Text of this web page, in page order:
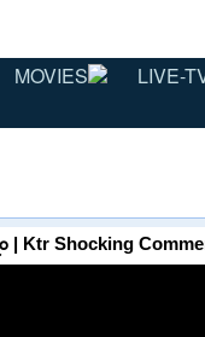
MOVIES LIVE-
Ktr Shocking